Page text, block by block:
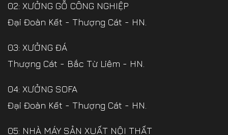
02: XƯỞNG GỖ CÔNG NGHIỆP
Đại Đoàn Kết - Thượng Cát - HN.
03: XƯỞNG ĐÁ
Thượng Cát - Bắc Từ Liêm - HN.
04: XƯỞNG SOFA
Đại Đoàn Kết - Thượng Cát - HN.
05: NHÀ MÁY SẢN XUẤT NỘI THẤT